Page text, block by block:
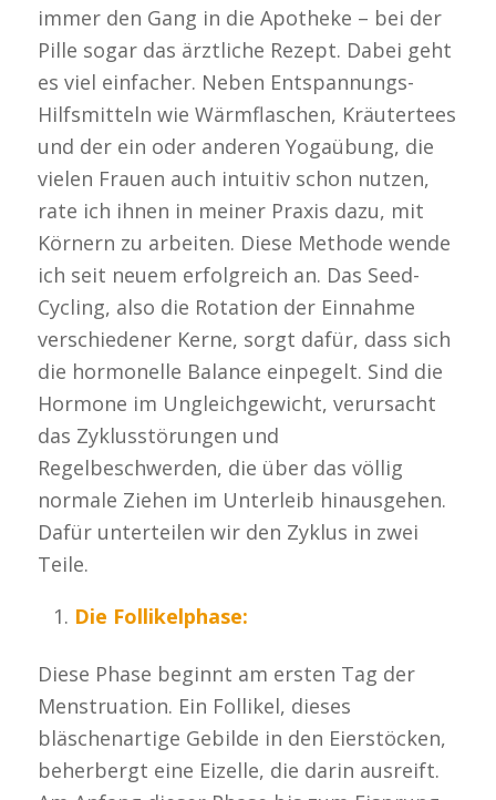
immer den Gang in die Apotheke – bei der
Pille sogar das ärztliche Rezept. Dabei geht
es viel einfacher. Neben Entspannungs-
Hilfsmitteln wie Wärmflaschen, Kräutertees
und der ein oder anderen Yogaübung, die
vielen Frauen auch intuitiv schon nutzen,
rate ich ihnen in meiner Praxis dazu, mit
Körnern zu arbeiten. Diese Methode wende
ich seit neuem erfolgreich an. Das Seed-
Cycling, also die Rotation der Einnahme
verschiedener Kerne, sorgt dafür, dass sich
die hormonelle Balance einpegelt. Sind die
Hormone im Ungleichgewicht, verursacht
das Zyklusstörungen und
Regelbeschwerden, die über das völlig
normale Ziehen im Unterleib hinausgehen.
Dafür unterteilen wir den Zyklus in zwei
Teile.
Die Follikelphase:
Diese Phase beginnt am ersten Tag der
Menstruation. Ein Follikel, dieses
bläschenartige Gebilde in den Eierstöcken,
beherbergt eine Eizelle, die darin ausreift.